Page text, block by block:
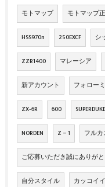
モトマップ モトマップ
HSS970n 250EXCF シ
ZZR1400 マレーシア
新アカウント フォロー
ZX‐6R 600
NORDEN Z－1 フル
ご応募いただき誠にありが
自分スタイル カッコイ